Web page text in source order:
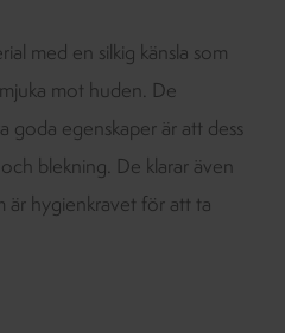
med en silkig känsla som
mot huden. De
goda egenskaper är att dess
blekning. De klarar även
är hygienkravet för att ta